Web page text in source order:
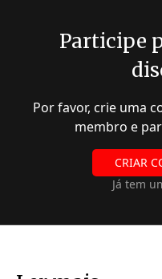
Participe
Por favor, crie uma
membro e
CRIAR
Já tem